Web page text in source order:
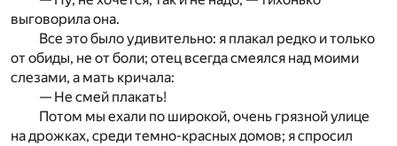
выговорила она.
Все это было удивительно: я плакал редко и только
от обиды, не от боли; отец всегда смеялся над моими
слезами, а мать кричала:
— Не смей плакать!
Потом мы ехали по широкой, очень грязной улице
на дрожках, среди темно-красных домов; я спросил